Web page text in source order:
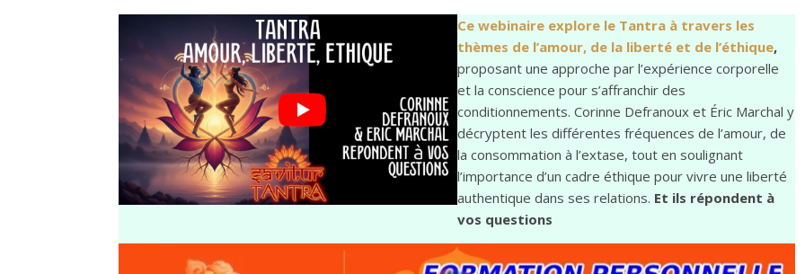
Ce webinaire explore le Tantra à travers les
thèmes de l’amour, de la liberté et de l’éthique,
proposant une approche par l’expérience corporelle
et la conscience pour s’affranchir des
conditionnements. Corinne Defranoux et Éric Marchal y
décryptent les différentes fréquences de l’amour, de
la consommation à l’extase, tout en soulignant
l’importance d’un cadre éthique pour vivre une liberté
authentique dans ses relations. Et ils répondent à
vos questions